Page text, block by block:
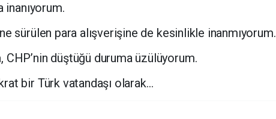
inanıyorum.
sürülen para alışverişine de kesinlikle inanmıyorum.
CHP’nin düştüğü duruma üzülüyorum.
bir Türk vatandaşı olarak…